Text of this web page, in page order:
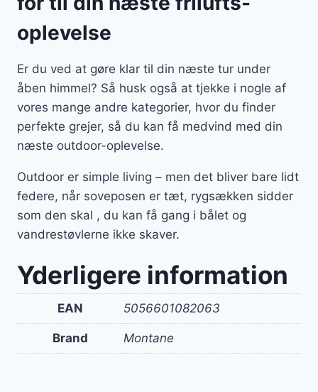
oplevelse
Er du ved at gøre klar til din næste tur under
åben himmel? Så husk også at tjekke i nogle af
vores mange andre kategorier, hvor du finder
perfekte grejer, så du kan få medvind med din
næste outdoor-oplevelse.
Outdoor er simple living – men det bliver bare lidt
federe, når soveposen er tæt, rygsækken sidder
som den skal , du kan få gang i bålet og
vandrestøvlerne ikke skaver.
Yderligere information
EAN 5056601082063
Brand Montane